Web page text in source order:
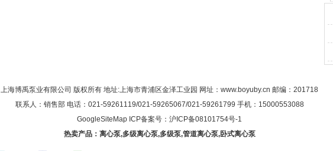
上海博禹泵业有限公司 版权所有 地址:上海市青浦区金泽工业园 网址： www.boyuby.cn 邮编：201718
联系人：销售部 电话：021-59261119/021-59265067/021-59261799 手机：15000553088
GoogleSiteMap ICP备案号： 沪ICP备08101754号-1
热卖产品： 离心泵,多级离心泵,多级泵,管道离心泵,卧式离心泵